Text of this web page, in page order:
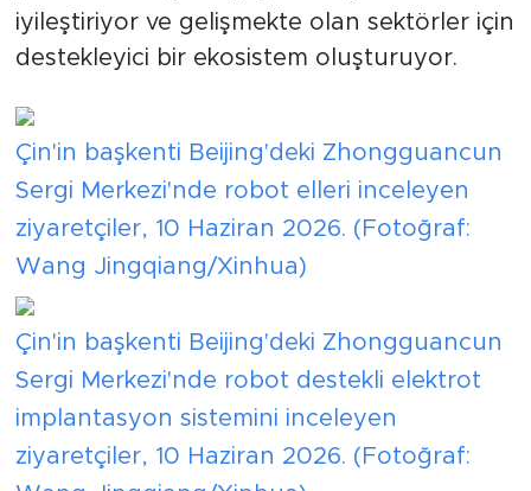
iyileştiriyor ve gelişmekte olan sektörler için
destekleyici bir ekosistem oluşturuyor.
Çin'in başkenti Beijing'deki Zhongguancun
Sergi Merkezi'nde robot elleri inceleyen
ziyaretçiler, 10 Haziran 2026. (Fotoğraf:
Wang Jingqiang/Xinhua)
Çin'in başkenti Beijing'deki Zhongguancun
Sergi Merkezi'nde robot destekli elektrot
implantasyon sistemini inceleyen
ziyaretçiler, 10 Haziran 2026. (Fotoğraf: